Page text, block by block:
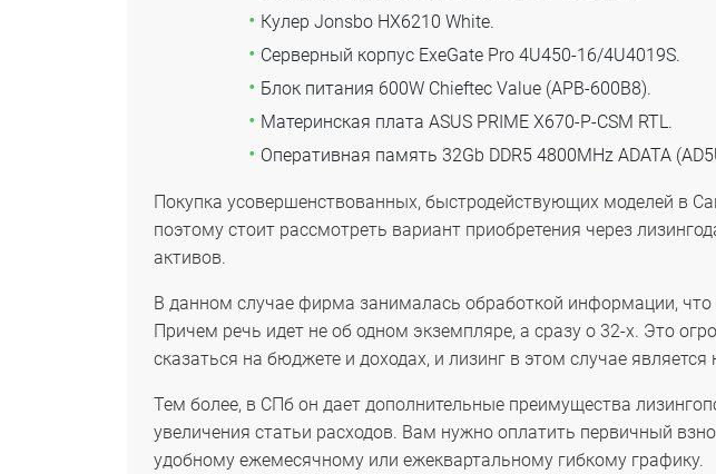
Кулер Jonsbo HX6210 White.
Серверный корпус ExeGate Pro 4U450-16/4U4019S.
Блок питания 600W Chieftec Value (APB-600B8).
Материнская плата ASUS PRIME X670-P-CSM RTL.
Оперативная память 32Gb DDR5 4800MHz ADATA
Покупка усовершенствованных, быстродействующих моделей в
поэтому стоит рассмотреть вариант приобретения через
активов.
В данном случае фирма занималась обработкой информации,
Причем речь идет не об одном экземпляре, а сразу о 32-х. Это
сказаться на бюджете и доходах, и лизинг в этом случае
Тем более, в СПб он дает дополнительные преимущества
увеличения статьи расходов. Вам нужно оплатить первичный
удобному ежемесячному или ежеквартальному гибкому графику.